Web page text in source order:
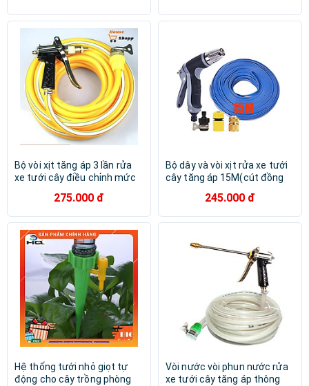
móc khoá
Bộ vòi xịt tăng áp 3 lần rửa
xe tưới cây điều chỉnh mức
năng 206400275.000 đ
Bộ dây và vòi xịt rửa xe tưới
cây tăng áp 15M(cút đồng
245.000 đ
Hệ thống tưới nhỏ giọt tự
động cho cây trồng phòng
Vòi nước vòi phun nước rửa
xe tưới cây tăng áp thông